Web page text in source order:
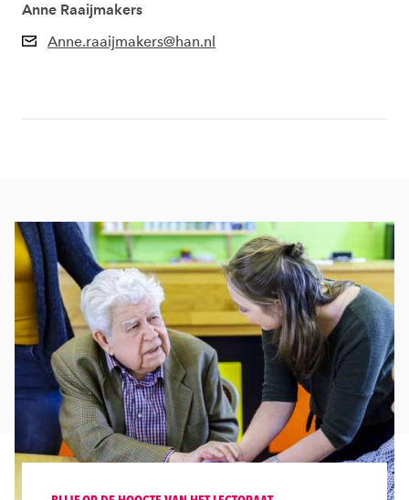
Anne Raaijmakers
Anne.raaijmakers@han.nl